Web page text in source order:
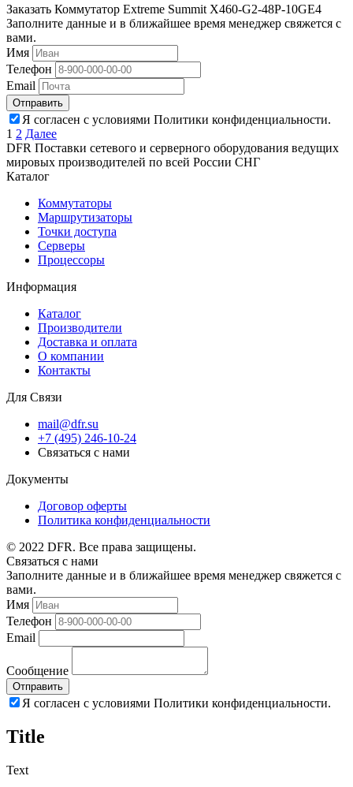
Заказать Коммутатор Extreme Summit X460-G2-48P-10GE4
Заполните данные и в ближайшее время менеджер свяжется с
вами.
Имя
Телефон
Email
Отправить
Я согласен с условиями Политики конфиденциальности.
Пагинация
записей
1 2 Далее
DFR Поставки сетевого и серверного оборудования ведущих
мировых производителей по всей России СНГ
Каталог
Коммутаторы
Маршрутизаторы
Точки доступа
Серверы
Процессоры
Информация
Каталог
Производители
Доставка и оплата
О компании
Контакты
Для Связи
mail@dfr.su
+7 (495) 246-10-24
Связаться с нами
Документы
Договор оферты
Политика конфиденциальности
© 2022 DFR. Все права защищены.
Связаться с нами
Заполните данные и в ближайшее время менеджер свяжется с
вами.
Имя
Телефон
Email
Сообщение
Отправить
Я согласен с условиями Политики конфиденциальности.
Title
Text